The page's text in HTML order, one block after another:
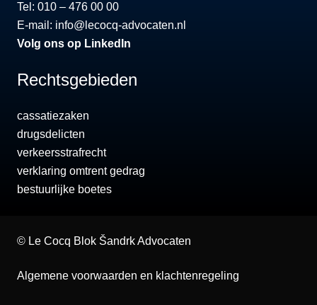
Tel: 010 – 476 00 00
E-mail: info@lecocq-advocaten.nl
Volg ons op LinkedIn
Rechtsgebieden
cassatiezaken
drugsdelicten
verkeersstrafrecht
verklaring omtrent gedrag
bestuurlijke boetes
© Le Cocq Blok Šandrk Advocaten
Algemene voorwaarden en klachtenregeling